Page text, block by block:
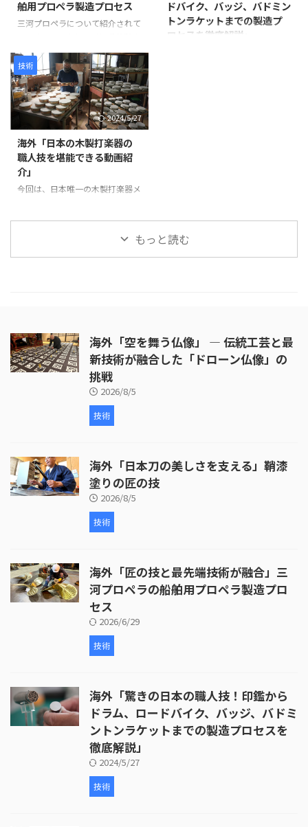
た仏像彫刻の技術と、3Dスキャ
ン・3Dプリントなどの現代技術
の工程 まず、仏師による木彫り
の原型制作から始まります。 仏
師は木材から仏像を一体ずつ丁寧
...
目を補強します。継ぎ目に和紙を
米糊で貼り付けることで、割れや
剥離を防ぎ、長期間使用できる強
舶用プロペラ製造プロセス
三河プロペラについて紹介されて
に拠点を置き、1929年に設立さ
れて以来、90年以上にわたり船
舶用プロペラを製造しています。
製造プロセスは以下のように進み
ます。最初に砂型に砂を詰め、余
分なガスを抜いて準備します。そ
の後、砂型を反転させて次の工程
に備えます。 次に、インゴット
と呼ばれる金属塊を溶解炉に入れ
て溶かします。溶解中には不純物
を除去し、温度を適切に管理しま
型から鋳造物を取り出しま ...
ドバイク、バッジ、バドミン
トンラケットまでの製造プ
ロセスを徹底解説」
の手仕事や精密な機械加工が、製
品の品質と美しさを生み出す過程
技術
2024/5/27
海外「日本の木製打楽器の
職人技を堪能できる動画紹
介」
今回は、日本唯一の木製打楽器メ
タンバリンや他の打楽器の製造プ
ロセスを見ることができます。
が行われています。 次に、皮革の
取り付けが行われます。ここで
は、牛革が使われ、職人が丁寧に
枠を伸ばしていく様子が映し出さ
れます。皮革の取り付けには熟練
もっと読む
海外「空を舞う仏像」 ― 伝統工芸と最
新技術が融合した「ドローン仏像」の
挑戦
2026/8/5
技術
海外「日本刀の美しさを支える」鞘漆
塗りの匠の技
2026/8/5
技術
海外「匠の技と最先端技術が融合」三
河プロペラの船舶用プロペラ製造プロ
セス
2026/6/29
技術
海外「驚きの日本の職人技！印鑑から
ドラム、ロードバイク、バッジ、バドミ
ントンラケットまでの製造プロセスを
徹底解説」
2024/5/27
技術